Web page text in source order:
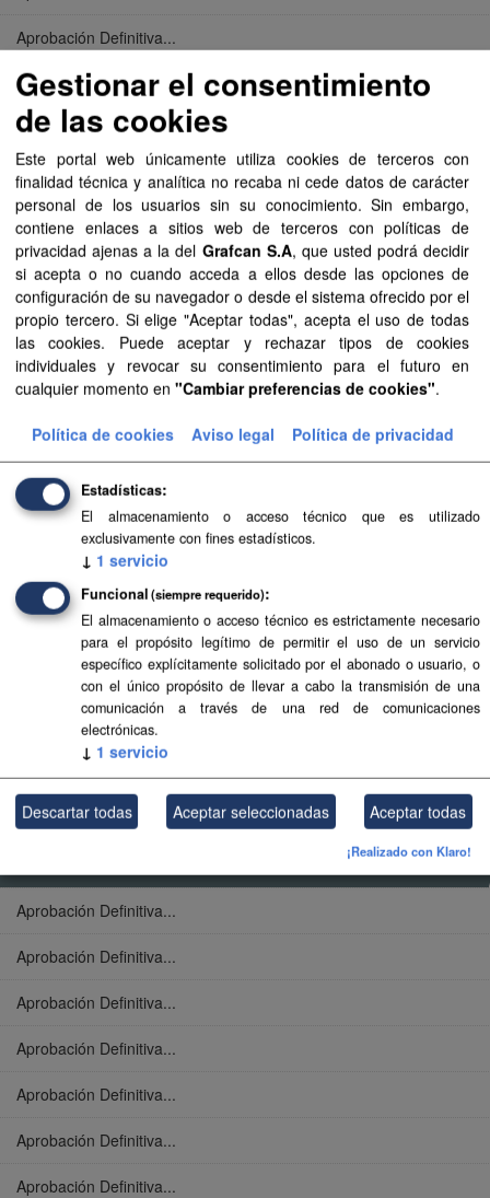
Aprobación Definitiva...
Aprobación Definitiva...
Aprobación Definitiva...
Aprobación Definitiva...
Aprobación Definitiva...
Aprobación Definitiva...
Aprobación Definitiva...
Aprobación Definitiva...
Aprobación Definitiva...
Aprobación Definitiva...
Aprobación Definitiva...
Aprobación Definitiva...
Aprobación Definitiva...
Aprobación Definitiva...
Aprobación Definitiva...
Aprobación Definitiva...
Aprobación Definitiva...
Aprobación Definitiva...
Aprobación Definitiva...
Aprobación Definitiva...
Aprobación Definitiva...
Aprobación Definitiva...
Aprobación Definitiva...
Aprobación Definitiva...
Gestionar el consentimiento
de las cookies
Este portal web únicamente utiliza cookies de terceros con
finalidad técnica y analítica no recaba ni cede datos de carácter
personal de los usuarios sin su conocimiento. Sin embargo,
contiene enlaces a sitios web de terceros con políticas de
privacidad ajenas a la del Grafcan S.A, que usted podrá decidir
si acepta o no cuando acceda a ellos desde las opciones de
configuración de su navegador o desde el sistema ofrecido por el
propio tercero. Si elige "Aceptar todas", acepta el uso de todas
las cookies. Puede aceptar y rechazar tipos de cookies
individuales y revocar su consentimiento para el futuro en
cualquier momento en "Cambiar preferencias de cookies".
Política de cookies Aviso legal Política de privacidad
Estadísticas
El almacenamiento o acceso técnico que es utilizado
exclusivamente con fines estadísticos.
↓ 1 servicio
Funcional (siempre requerido)
El almacenamiento o acceso técnico es estrictamente necesario
para el propósito legítimo de permitir el uso de un servicio
específico explícitamente solicitado por el abonado o usuario, o
con el único propósito de llevar a cabo la transmisión de una
comunicación a través de una red de comunicaciones
electrónicas.
↓ 1 servicio
Descartar todas Aceptar seleccionadas Aceptar todas
¡Realizado con Klaro!